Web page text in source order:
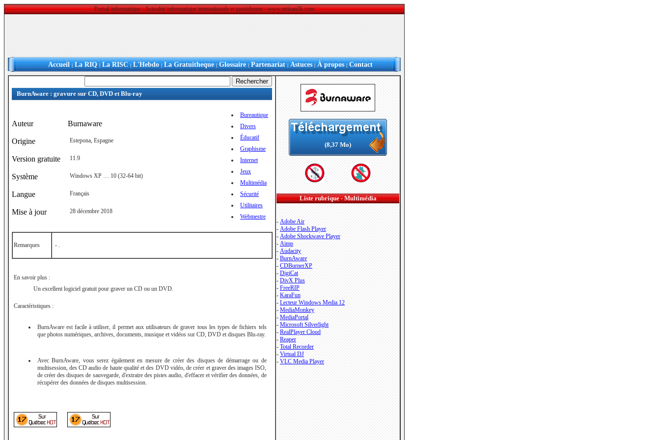
Portail informatique - Actualité informatique internationale et quotidienne - www.artisan2k.com
Accueil | La RIQ | La RISC | L'Hebdo | La Gratuitheque | Glossaire | Partenariat | Astuces | À propos | Contact
BurnAware : gravure sur CD, DVD et Blu-ray
Auteur Burnaware
Origine Estepona, Espagne
Version gratuite 11.9
Système Windows XP … 10 (32-64 bit)
Langue Français
Mise à jour 28 décembre 2018
Bureautique
Divers
Éducatif
Graphisme
Internet
Jeux
Multimédia
Sécurité
Utilitaires
Webmestre
Remarques - .
En savoir plus :
Un excellent logiciel gratuit pour graver un CD ou un DVD.
Caractéristiques :
BurnAware est facile à utiliser, il permet aux utilisateurs de graver tous les types de fichiers tels
que photos numériques, archives, documents, musique et vidéos sur CD, DVD et disques Blu-ray.
Avec BurnAware, vous serez également en mesure de créer des disques de démarrage ou de
multisession, des CD audio de haute qualité et des DVD vidéo, de créer et graver des images ISO,
de créer des disques de sauvegarde, d'extraire des pistes audio, d'effacer et vérifier des données, de
récupérer des données de disques multisession.
(8,37 Mo)
Liste rubrique - Multimédia
- Adobe Air
- Adobe Flash Player
- Adobe Shockwave Player
- Aimp
- Audacity
- BurnAware
- CDBurnerXP
- DigiCat
- DivX Plus
- FreeRIP
- KaraFun
- Lecteur Windows Media 12
- MediaMonkey
- MediaPortal
- Microsoft Silverlight
- RealPlayer Cloud
- Reaper
- Total Recorder
- Virtual DJ
- VLC Media Player